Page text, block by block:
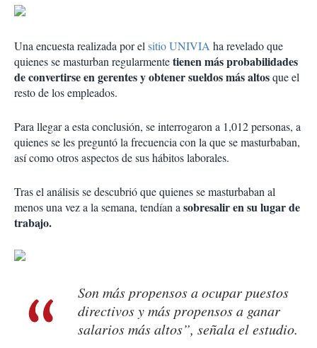
Una encuesta realizada por elsitio UNIVIA ha revelado que
quienes se masturban regularmentetienen más probabilidades
de convertirse en gerentes y obtener sueldos más altosque el
resto de los empleados.
Para llegar a esta conclusión, se interrogaron a 1,012 personas, a
quienes se les preguntó la frecuencia con la que se masturbaban,
así como otros aspectos de sus hábitos laborales.
Tras el análisis se descubrió que quienes se masturbaban al
menos una vez a la semana, tendían asobresalir en su lugar de
trabajo.
Son más propensos a ocupar puestos
directivos y más propensos a ganar
salarios más altos”, señala el estudio.